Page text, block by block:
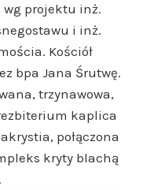
wg projektu inż.
i inż.
Kościół
bpa Jana Śrutwę.
trzynawowa,
kaplica
połączona
kryty blachą